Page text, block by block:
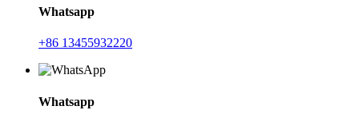
Whatsapp
+86 13455932220
Whatsapp